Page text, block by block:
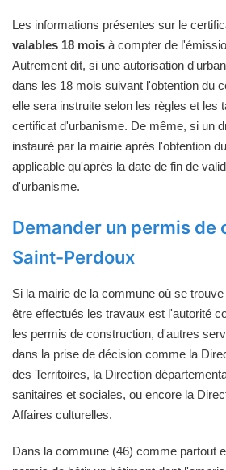
Les informations présentes sur le
valables 18 mois à compter de
Autrement dit, si une autorisation
dans les 18 mois suivant l'obtention du
elle sera instruite selon les règles et les
certificat d'urbanisme. De même, si un
instauré par la mairie après l'obtention
applicable qu'après la date de fin de
d'urbanisme.
Demander un permis de
Saint-Perdoux
Si la mairie de la commune où se
être effectués les travaux est l'autorité
les permis de construction, d'autres
dans la prise de décision comme la
des Territoires, la Direction
sanitaires et sociales, ou encore la
Affaires culturelles.
Dans la commune (46) comme partout